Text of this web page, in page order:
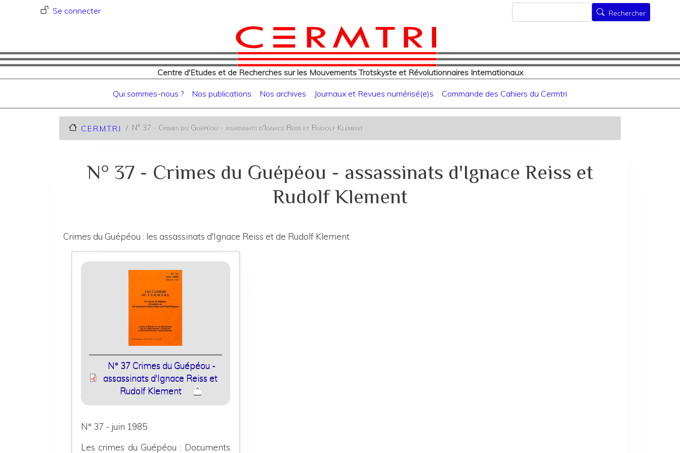
contenu
principal
Menu du compte de l'utilisateur
Se connecter
Centre d'Etudes et de Recherches sur les Mouvements Trotskyste et Révolutionnaires Internationaux
Rechercher
Rechercher
Navigation principale
Qui sommes-nous ? Nos publications Nos archives Journaux et Revues numérisé(e)s Commande des Cahiers du Cermtri
C.E.R.M.T.R.I N° 37 - Crimes du Guépéou - assassinats d'Ignace Reiss et Rudolf Klement
N° 37 - Crimes du Guépéou - assassinats d'Ignace Reiss et
Rudolf Klement
Crimes du Guépéou : les assassinats d'Ignace Reiss et de Rudolf Klement
N° 37 Crimes du Guépéou -
assassinats d'Ignace Reiss et
Rudolf Klement
N° 37 - juin 1985
Les crimes du Guépéou : Documents